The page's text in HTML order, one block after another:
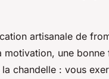
artisanale de
une
chandelle : vous